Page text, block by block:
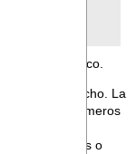
del Cantábrico.
es un hecho. La
los 80 y primeros
de
horizonte más o